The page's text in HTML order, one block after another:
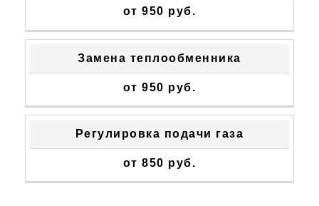
от 950 руб.
Замена теплообменника
от 950 руб.
Регулировка подачи газа
от 850 руб.